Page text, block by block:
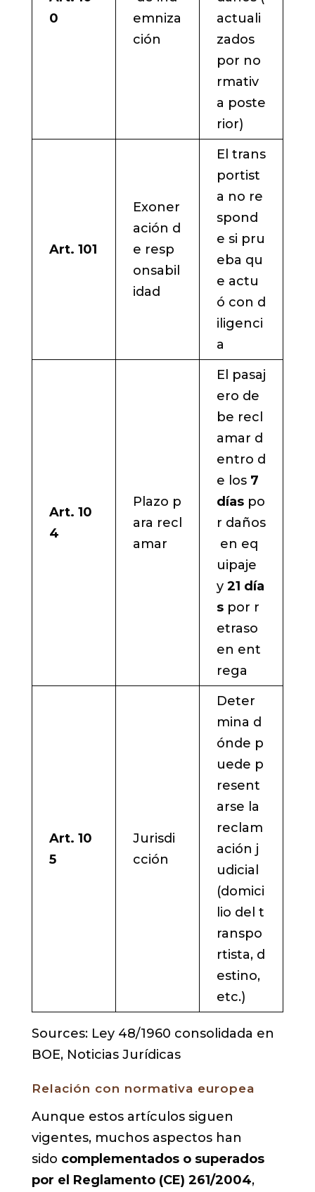
0
emniza
ción
actuali
zados
por no
rmativ
a poste
rior)
Art. 101
Exoner
ación d
e resp
onsabil
idad
El trans
portist
a no re
spond
e si pru
eba qu
e actu
ó con d
iligenci
a
Art. 10
4
Plazo p
ara recl
amar
El pasaj
ero de
be recl
amar d
entro d
e los 7
díaspo
r daños
en eq
uipaje
y 21 día
spor r
etraso
en ent
rega
Art. 10
5
Jurisdi
cción
Deter
mina d
ónde p
uede p
resent
arse la
reclam
ación j
udicial
(domici
lio del t
ranspo
rtista, d
estino,
etc.)
Sources: Ley 48/1960 consolidada en
BOE, Noticias Jurídicas
Relación con normativa europea
Aunque estos artículos siguen
vigentes, muchos aspectos han
sido complementados o superados
por el Reglamento (CE) 261/2004,